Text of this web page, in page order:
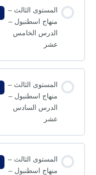
المستوى الثالث –
منهاج اسطنبول –
الدرس الخامس
عشر
المستوى الثالث –
منهاج اسطنبول –
الدرس السادس
عشر
المستوى الثالث –
منهاج اسطنبول –